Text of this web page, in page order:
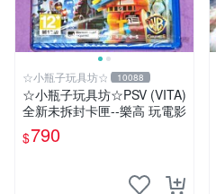
☆小瓶子玩具坊☆ 10088
☆小瓶子玩具坊☆PSV (VITA)
全新未拆封卡匣--樂高 玩電影
$790